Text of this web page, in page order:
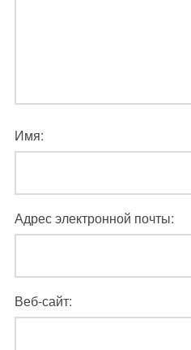
Имя:
Адрес электронной почты:
Веб-сайт: